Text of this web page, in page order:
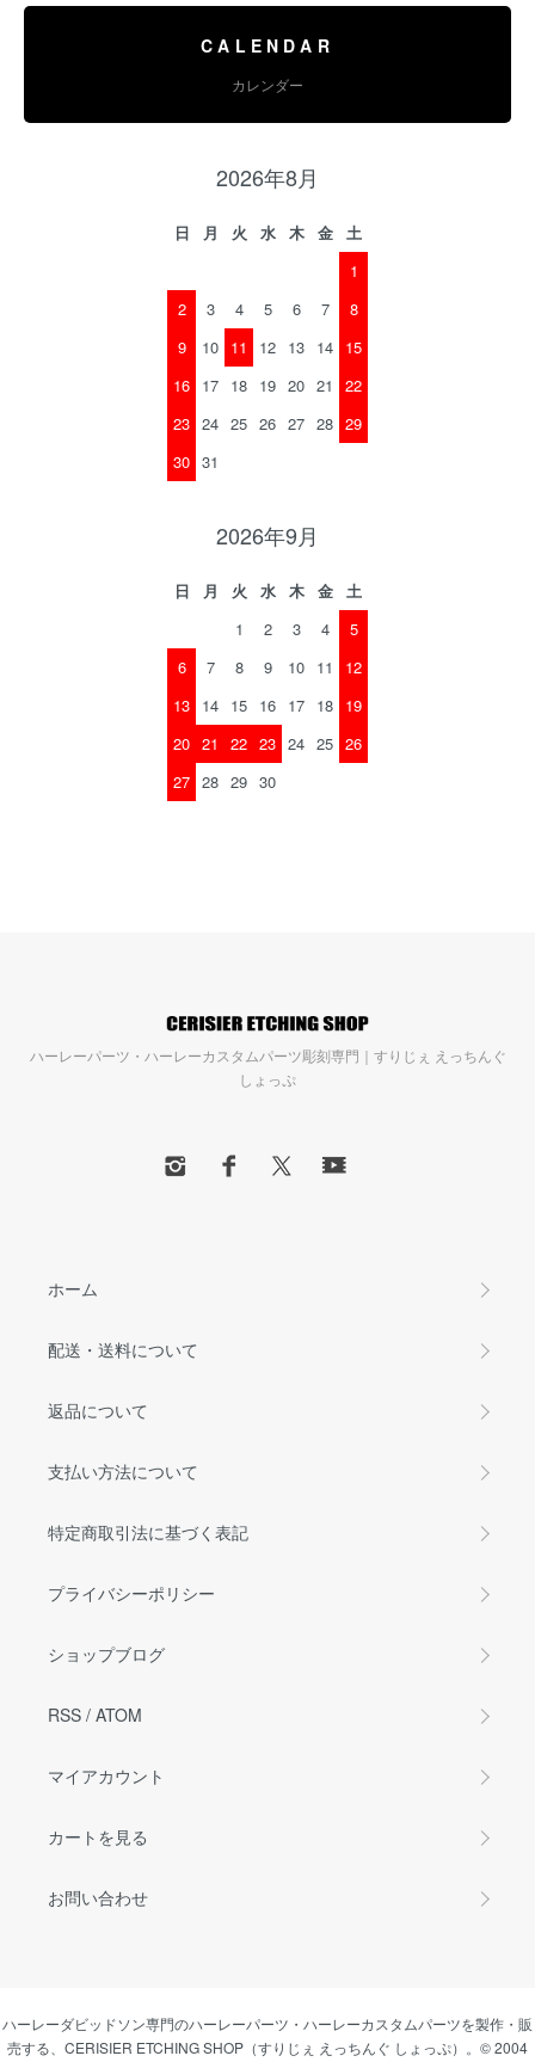
CALENDAR
カレンダー
2026年8月
日 月 火 水 木 金
土
1
2
3 4 5 6 7
8
9
10 11 12 13 14 15
16 17 18 19 20 21
22
23 24 25 26 27 28 29
30 31
2026年9月
日 月 火 水 木 金
土
1
2 3 4
5
6
7 8 9 10 11
12
13 14 15 16 17 18 19
20 21 22 23 24 25 26
27 28 29 30
ハーレーパーツ・ハーレーカスタムパーツ彫刻専門｜すりじぇ えっちんぐ
しょっぷ
ホーム
配送・送料について
返品について
支払い方法について
特定商取引法に基づく表記
プライバシーポリシー
ショップブログ
RSS / ATOM
マイアカウント
カートを見る
お問い合わせ
ハーレーダビッドソン専門のハーレーパーツ・ハーレーカスタムパーツを製作・販
売する、CERISIER ETCHING SHOP（すりじぇ えっちんぐ しょっぷ）。© 2004